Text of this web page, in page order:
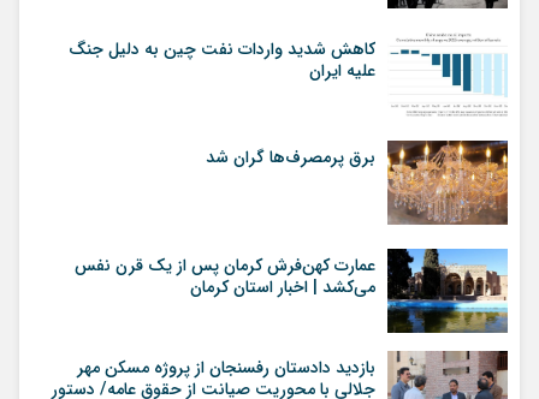
کاهش شدید واردات نفت چین به دلیل جنگ
علیه ایران
برق پرمصرف‌ها گران شد
عمارت کهن‌فرش کرمان پس از یک قرن نفس
می‌کشد | اخبار استان کرمان
بازدید دادستان رفسنجان از پروژه مسکن مهر
جلالی با محوریت صیانت از حقوق عامه/ دستور